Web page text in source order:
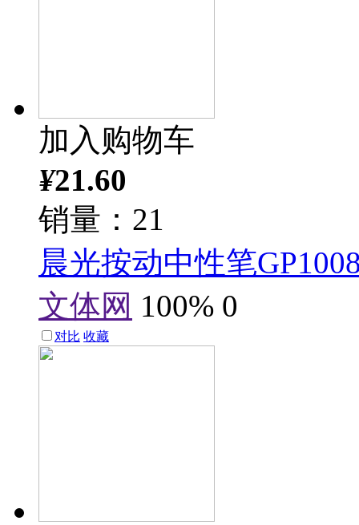
加入购物车
¥21.60
销量：21
晨光按动中性笔
文体网 100% 0
对比 收藏